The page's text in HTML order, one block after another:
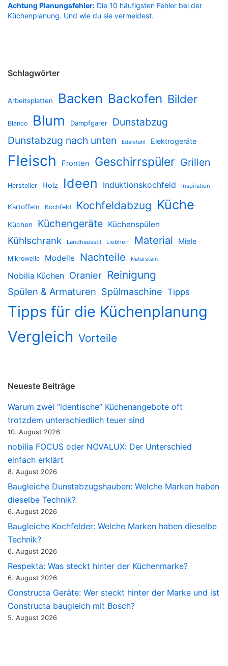
Achtung Planungsfehler: Die 10 häufigsten Fehler bei der
Küchenplanung. Und wie du sie vermeidest.
Schlagwörter
Arbeitsplatten Backen Backofen Bilder
Blanco Blum Dampfgarer
Dunstabzug
Dunstabzug nach unten
Edelstahl Elektrogeräte
Fleisch Fronten Geschirrspüler Grillen
Hersteller Holz Ideen Induktionskochfeld inspiration
Kartoffeln Kochfeld Kochfeldabzug Küche
Küchen Küchengeräte Küchenspülen
Kühlschrank Landhausstil Liebherr Material Miele
Mikrowelle Modelle Nachteile Naturstein
Nobilia Küchen Oranier Reinigung
Spülen & Armaturen Spülmaschine Tipps
Tipps für die Küchenplanung
Vergleich Vorteile
Neueste Beiträge
Warum zwei “identische” Küchenangebote oft
trotzdem unterschiedlich teuer sind
10. August 2026
nobilia FOCUS oder NOVALUX: Der Unterschied
einfach erklärt
8. August 2026
Baugleiche Dunstabzugshauben: Welche Marken haben
dieselbe Technik?
6. August 2026
Baugleiche Kochfelder: Welche Marken haben dieselbe
Technik?
6. August 2026
Respekta: Was steckt hinter der Küchenmarke?
6. August 2026
Constructa Geräte: Wer steckt hinter der Marke und ist
Constructa baugleich mit Bosch?
5. August 2026